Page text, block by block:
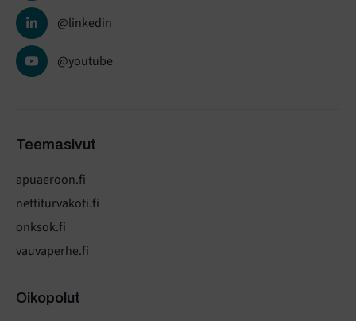
@linkedin
@youtube
Teemasivut
apuaeroon.fi
nettiturvakoti.fi
onksok.fi
vauvaperhe.fi
Oikopolut